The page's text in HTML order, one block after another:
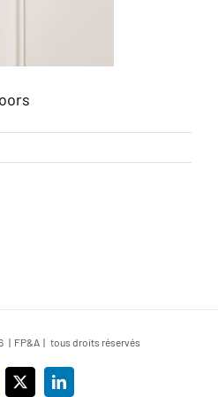
| FP&A | tous droits réservés
X LinkedIn